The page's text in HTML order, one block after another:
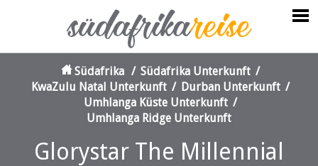
Südafrika / Südafrika Unterkunft /
KwaZulu Natal Unterkunft / Durban Unterkunft /
Umhlanga Küste Unterkunft /
Umhlanga Ridge Unterkunft
Glorystar The Millennial